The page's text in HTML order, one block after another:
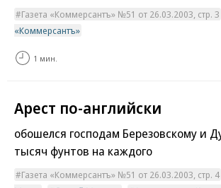
Газета «Коммерсантъ» №51 от 26.03.2003, стр. 3
«Коммерсантъ»
1 мин.
Арест по-английски
обошелся господам Березовскому и
тысяч фунтов на каждого
Газета «Коммерсантъ» №51 от 26.03.2003, стр. 4